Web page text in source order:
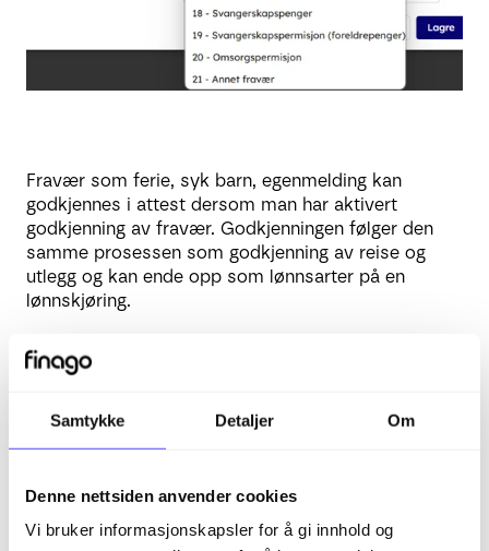
Samtykke Detaljer Om
Denne nettsiden anvender cookies
Vi bruker informasjonskapsler for å gi innhold og
Fravær som ferie, syk barn, egenmelding kan
godkjennes i attest dersom man har aktivert
godkjenning av fravær. Godkjenningen følger den
samme prosessen som godkjenning av reise og
utlegg og kan ende opp som lønnsarter på en
lønnskjøring.
Attest siden viser de ansatte man har
tilgang til å se. Filtrer listen etter behov.